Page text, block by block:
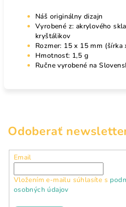
Náš originálny dizajn
Vyrobené z: akrylového
kryštálikov
Rozmer: 15 x 15 mm (šírka
Hmotnosť: 1,5 g
Ručne vyrobené na
Odoberať
Email
Vložením e-mailu súhlasíte s
osobných údajov